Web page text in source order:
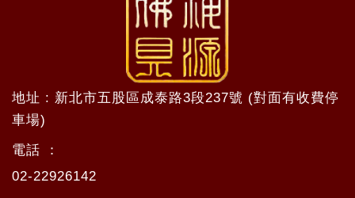
地址 : 新北市五股區成泰路3段237號 (對面有收費停
車場)
電話 ：
02-22926142